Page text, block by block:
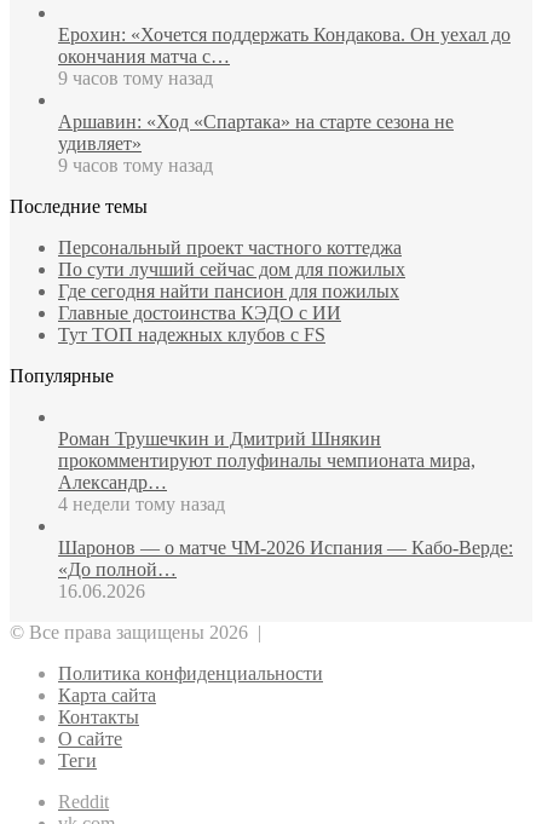
Ерохин: «Хочется поддержать Кондакова. Он уехал до
окончания матча с…
9 часов тому назад
Аршавин: «Ход «Спартака» на старте сезона не
удивляет»
9 часов тому назад
Последние темы
Персональный проект частного коттеджа
По сути лучший сейчас дом для пожилых
Где сегодня найти пансион для пожилых
Главные достоинства КЭДО с ИИ
Тут ТОП надежных клубов с FS
Популярные
Роман Трушечкин и Дмитрий Шнякин
прокомментируют полуфиналы чемпионата мира,
Александр…
4 недели тому назад
Шаронов — о матче ЧМ‑2026 Испания — Кабо‑Верде:
«До полной…
16.06.2026
© Все права защищены 2026 |
Политика конфиденциальности
Карта сайта
Контакты
О сайте
Теги
Reddit